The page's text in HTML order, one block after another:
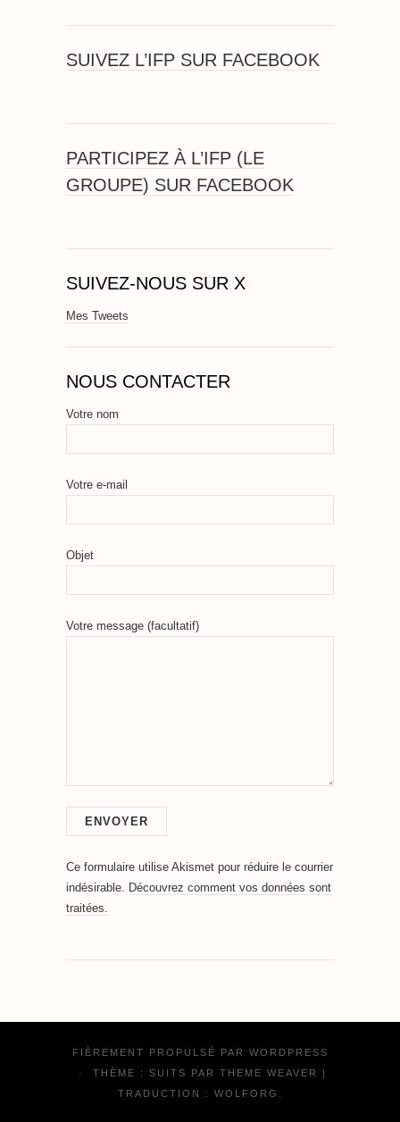
SUIVEZ L’IFP SUR FACEBOOK
PARTICIPEZ À L’IFP (LE
GROUPE) SUR FACEBOOK
SUIVEZ-NOUS SUR X
Mes Tweets
NOUS CONTACTER
Votre nom
Votre e-mail
Objet
Votre message (facultatif)
Ce formulaire utilise Akismet pour réduire le courrier
indésirable. Découvrez comment vos données sont
traitées.
FIÈREMENT PROPULSÉ PAR WORDPRESS
·
THÈME : SUITS PAR THEME WEAVER
|
TRADUCTION : WOLFORG